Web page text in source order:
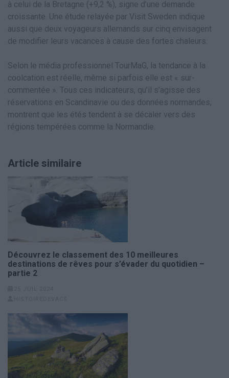
à celui de la Bretagne (+9,2 %), signe d’une demande
croissante. Une étude relayée par Visit Sweden indique
aussi que deux voyageurs allemands sur cinq envisagent
de modifier leurs vacances à cause des fortes chaleurs.
Selon le média professionnel TourMaG, la tendance à la
coolcation est réelle, même si parfois elle est « sur-
commentée ». Tous ces indicateurs, qu’il s’agisse des
réservations en Scandinavie ou des données normandes,
montrent que les étés tendent à se décaler vers des
régions tempérées comme la Normandie.
Article similaire
Découvrez le classement des 10 meilleures
destinations de rêves pour s’évader du quotidien –
partie 2